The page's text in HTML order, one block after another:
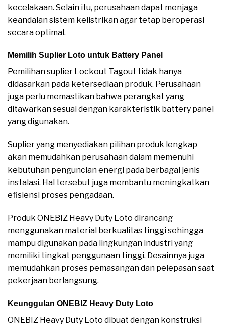
kecelakaan. Selain itu, perusahaan dapat menjaga
keandalan sistem kelistrikan agar tetap beroperasi
secara optimal.
Memilih Suplier Loto untuk Battery Panel
Pemilihan suplier Lockout Tagout tidak hanya
didasarkan pada ketersediaan produk. Perusahaan
juga perlu memastikan bahwa perangkat yang
ditawarkan sesuai dengan karakteristik battery panel
yang digunakan.
Suplier yang menyediakan pilihan produk lengkap
akan memudahkan perusahaan dalam memenuhi
kebutuhan penguncian energi pada berbagai jenis
instalasi. Hal tersebut juga membantu meningkatkan
efisiensi proses pengadaan.
Produk ONEBIZ Heavy Duty Loto dirancang
menggunakan material berkualitas tinggi sehingga
mampu digunakan pada lingkungan industri yang
memiliki tingkat penggunaan tinggi. Desainnya juga
memudahkan proses pemasangan dan pelepasan saat
pekerjaan berlangsung.
Keunggulan ONEBIZ Heavy Duty Loto
ONEBIZ Heavy Duty Loto dibuat dengan konstruksi